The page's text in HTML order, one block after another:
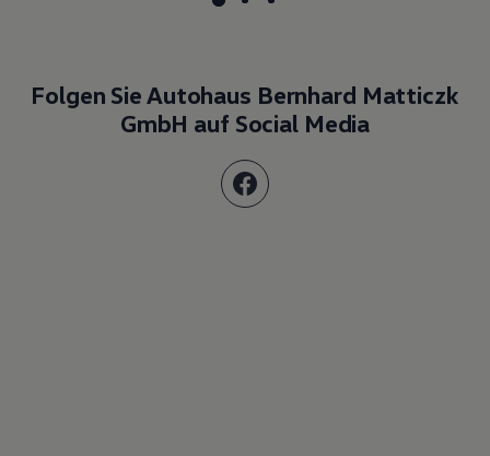
Folgen Sie Autohaus Bernhard Matticzk
GmbH auf Social Media